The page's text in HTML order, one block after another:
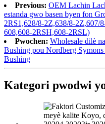
Previous: OEM Lachin
estanda gwo basen byen fon
2RS1,628/8-2Z,638/8-2Z,607/
608,608-2RSH,608-2RSL)
Pwochen: Wholesale dilè
Bushing pou Nordberg
Bushing
Kategori pwodwi